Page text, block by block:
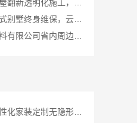
昆明重钢装配式别墅终身维保，云南晟构承诺
绍兴上虞区个性化家装定制无隐形增项选绍兴卓鑫